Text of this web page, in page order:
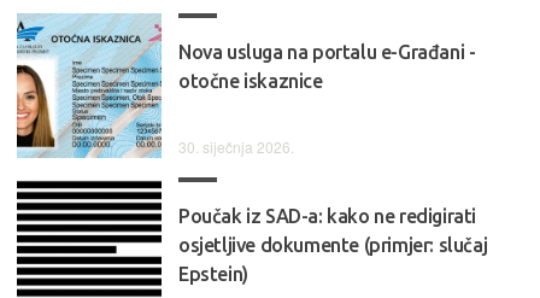
Nova usluga na portalu e-Građani -
otočne iskaznice
30. siječnja 2026.
Poučak iz SAD-a: kako ne redigirati
osjetljive dokumente (primjer: slučaj
Epstein)